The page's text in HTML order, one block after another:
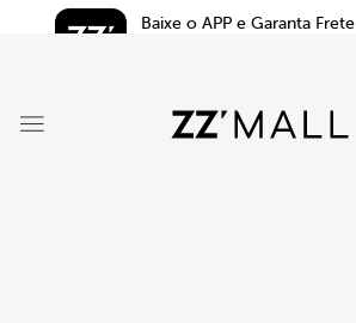
Baixe o APP e Garanta Frete